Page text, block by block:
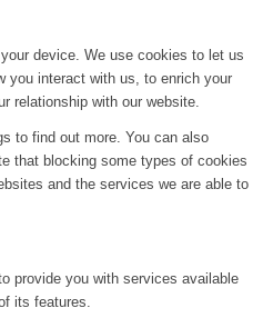
device. We use cookies to let us
you interact with us, to enrich your
relationship with our website.
to find out more. You can also
that blocking some types of cookies
and the services we are able to
provide you with services available
its features.